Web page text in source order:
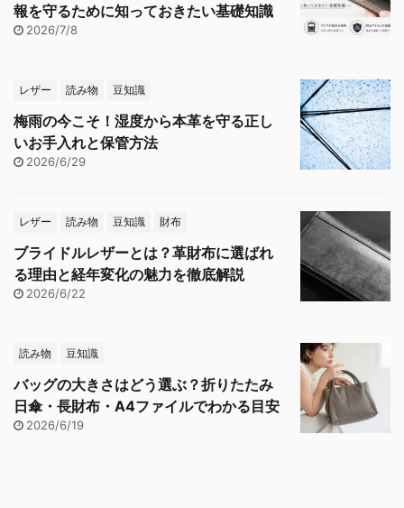
報を守るために知っておきたい基礎知識
2026/7/8
レザー 読み物 豆知識
梅雨の今こそ！湿度から本革を守る正し
いお手入れと保管方法
2026/6/29
レザー 読み物 豆知識 財布
ブライドルレザーとは？革財布に選ばれ
る理由と経年変化の魅力を徹底解説
2026/6/22
読み物 豆知識
バッグの大きさはどう選ぶ？折りたたみ
日傘・長財布・A4ファイルでわかる目安
2026/6/19